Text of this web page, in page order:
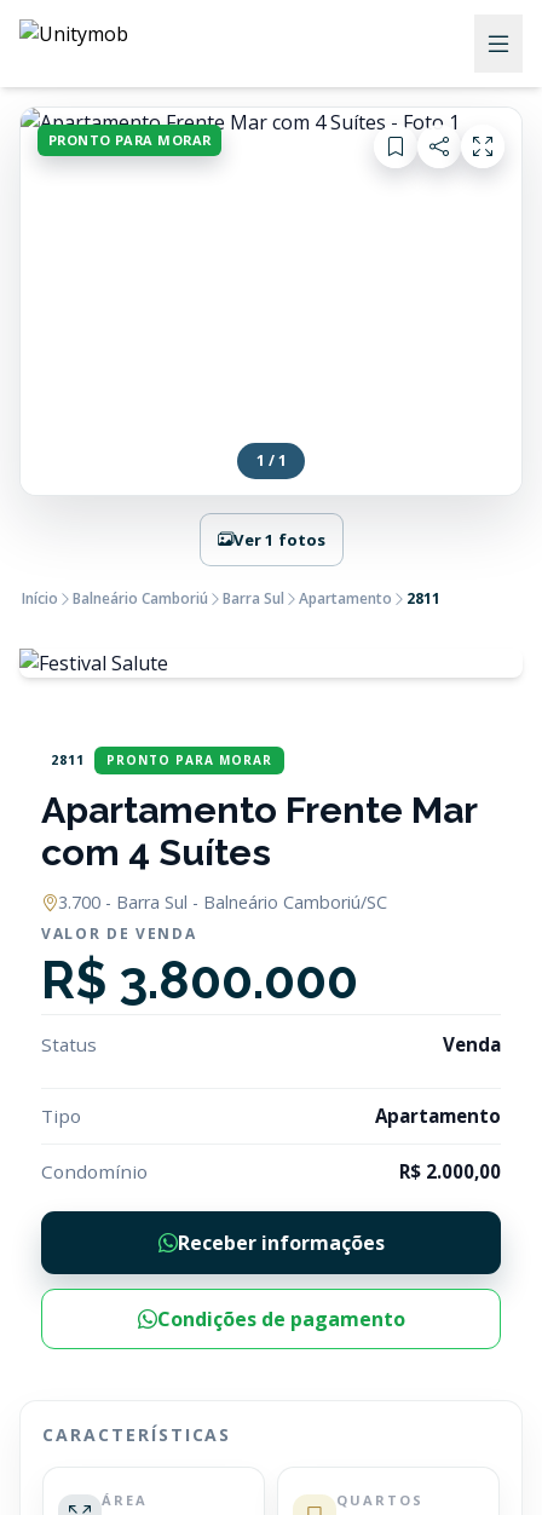
PRONTO PARA MORAR
1 / 1
Ver 1 fotos
Início Balneário Camboriú Barra Sul Apartamento 2811
2811 PRONTO PARA MORAR
Apartamento Frente Mar
com 4 Suítes
3.700 - Barra Sul - Balneário Camboriú/SC
VALOR DE VENDA
R$ 3.800.000
Status Venda
Tipo Apartamento
Condomínio R$ 2.000,00
Receber informações
Condições de pagamento
CARACTERÍSTICAS
ÁREA QUARTOS